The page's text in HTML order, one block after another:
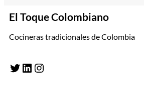
El Toque Colombiano
Cocineras tradicionales de Colombia
Twitter LinkedIn Instagram